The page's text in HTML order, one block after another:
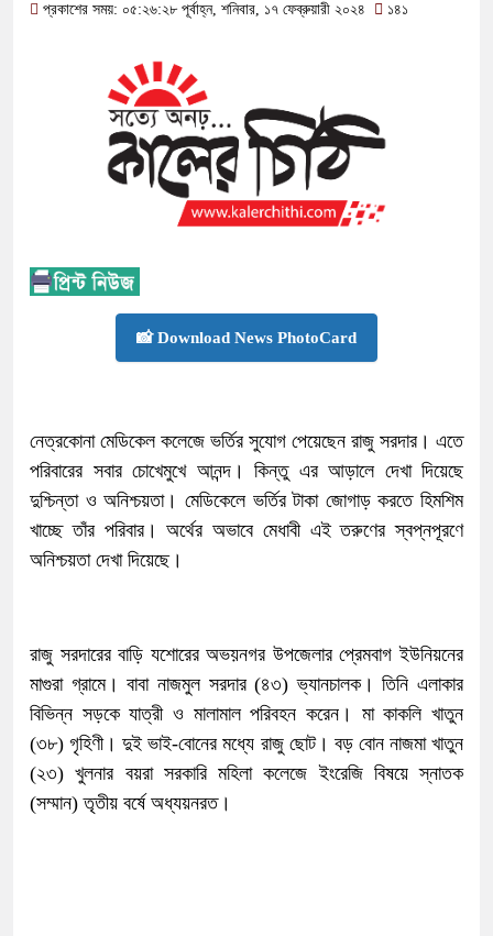
প্রকাশের সময়: ০৫:২৬:২৮ পূর্বাহ্ন, শনিবার, ১৭ ফেব্রুয়ারী ২০২৪ ১৪১
📸 Download News PhotoCard
নেত্রকোনা মেডিকেল কলেজে ভর্তির সুযোগ পেয়েছেন রাজু সরদার। এতে
পরিবারের সবার চোখেমুখে আনন্দ। কিন্তু এর আড়ালে দেখা দিয়েছে
দুশ্চিন্তা ও অনিশ্চয়তা। মেডিকেলে ভর্তির টাকা জোগাড় করতে হিমশিম
খাচ্ছে তাঁর পরিবার। অর্থের অভাবে মেধাবী এই তরুণের স্বপ্নপূরণে
অনিশ্চয়তা দেখা দিয়েছে।
রাজু সরদারের বাড়ি যশোরের অভয়নগর উপজেলার প্রেমবাগ ইউনিয়নের
মাগুরা গ্রামে। বাবা নাজমুল সরদার (৪৩) ভ্যানচালক। তিনি এলাকার
বিভিন্ন সড়কে যাত্রী ও মালামাল পরিবহন করেন। মা কাকলি খাতুন
(৩৮) গৃহিণী। দুই ভাই-বোনের মধ্যে রাজু ছোট। বড় বোন নাজমা খাতুন
(২৩) খুলনার বয়রা সরকারি মহিলা কলেজে ইংরেজি বিষয়ে স্নাতক
(সম্মান) তৃতীয় বর্ষে অধ্যয়নরত।